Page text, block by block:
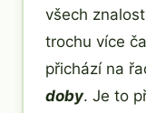
všech
trochu více
přichází na
doby. Je to